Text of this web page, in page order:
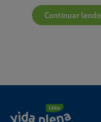
Continuar lendo